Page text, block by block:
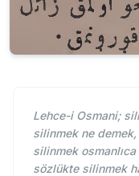
Lehce-i Osmani;
silinmek ne demek,
silinmek osmanlıca
sözlükte silinmek